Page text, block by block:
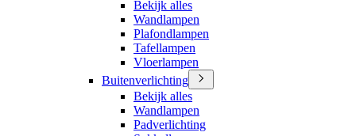
Bekijk alles
Wandlampen
Plafondlampen
Tafellampen
Vloerlampen
Buitenverlichting
Bekijk alles
Wandlampen
Padverlichting